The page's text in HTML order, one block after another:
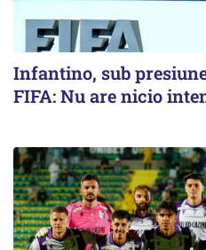
Infantino, sub
FIFA: Nu are nicio